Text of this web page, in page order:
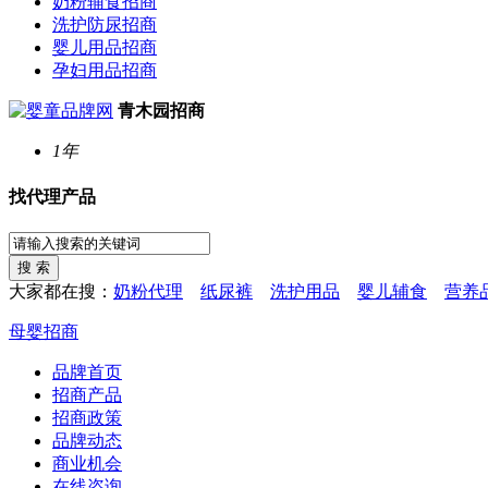
洗护防尿招商
婴儿用品招商
孕妇用品招商
青木园招商
1年
找代理产品
大家都在搜： 奶粉代理 纸尿裤 洗护用品 婴儿辅食 营养
母婴招商
品牌首页
招商产品
招商政策
品牌动态
商业机会